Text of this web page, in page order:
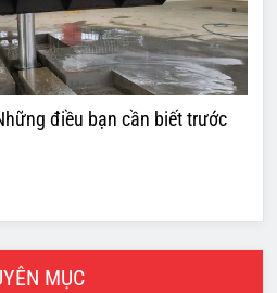
điều bạn cần biết trước
MỤC